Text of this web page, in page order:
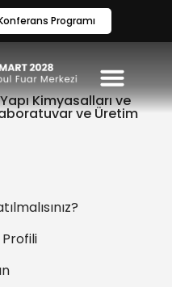
Programı
Kimyasalları ve
ve Üretim
Profili